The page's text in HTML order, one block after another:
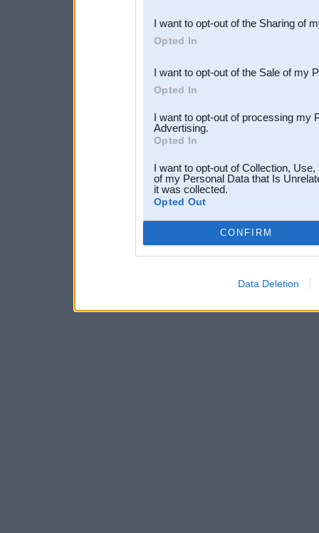
Downstream Participants
third parties.
I want to opt-out of the Sharing of
Opted In
I want to opt-out of the Sale of my
Opted In
I want to opt-out of processing my
Advertising.
Opted In
I want to opt-out of Collection,
of my Personal Data that Is
it was collected.
Opted Out
CONFIRM
Data Deletion